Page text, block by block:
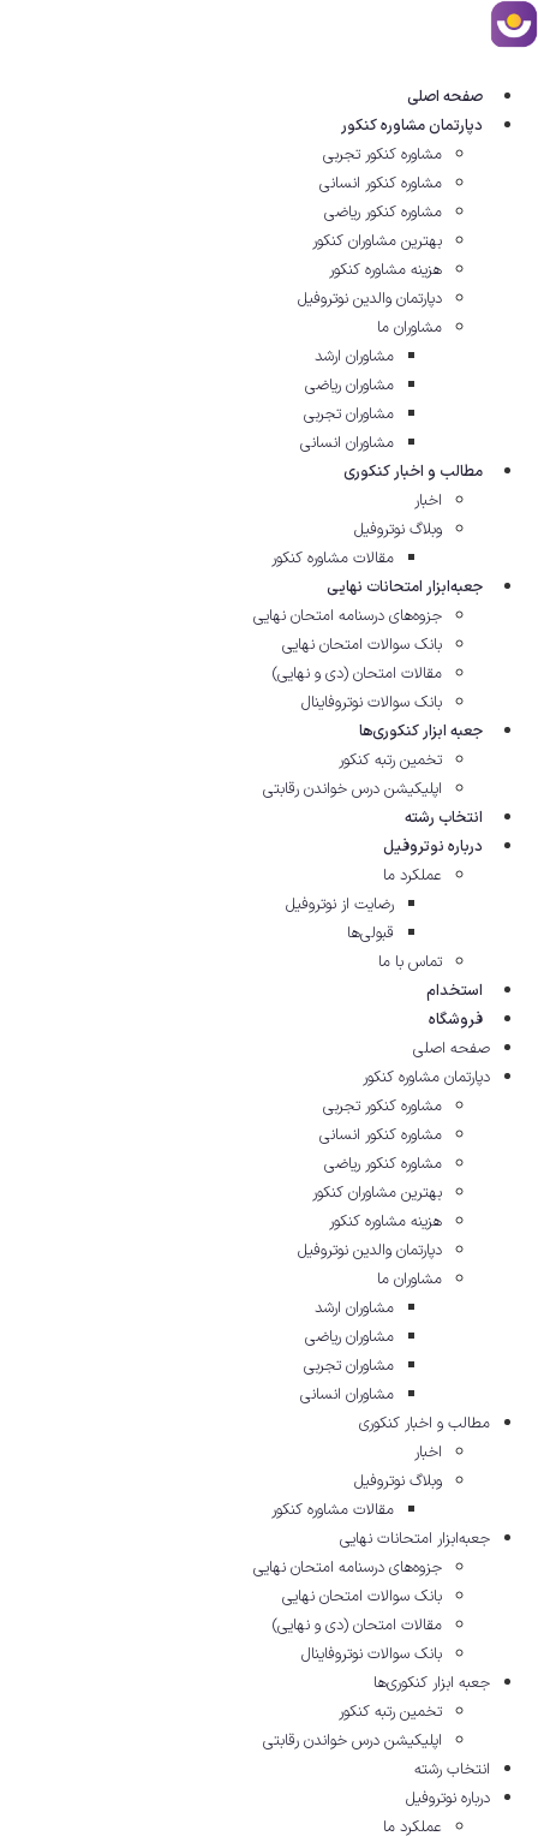
صفحه اصلی
دپارتمان مشاوره کنکور
مشاوره کنکور تجربی
مشاوره کنکور انسانی
مشاوره کنکور ریاضی
بهترین مشاوران کنکور
هزینه مشاوره کنکور
دپارتمان والدین نوتروفیل
مشاوران ما
مشاوران ارشد
مشاوران ریاضی
مشاوران تجربی
مشاوران انسانی
مطالب و اخبار کنکوری
اخبار
وبلاگ نوتروفیل
مقالات مشاوره‌ کنکور
جعبه‌ابزار امتحانات نهایی
جزوه‌های درسنامه امتحان نهایی
بانک سوالات امتحان نهایی
مقالات امتحان (دی و نهایی)
بانک سوالات نوتروفاینال
جعبه ابزار کنکوری‌ها
تخمین رتبه کنکور
اپلیکیشن درس خواندن رقابتی
انتخاب رشته
درباره نوتروفیل
عملکرد ما
رضایت از نوتروفیل
قبولی‌ها
تماس با ما
استخدام
فروشگاه
صفحه اصلی
دپارتمان مشاوره کنکور
مشاوره کنکور تجربی
مشاوره کنکور انسانی
مشاوره کنکور ریاضی
بهترین مشاوران کنکور
هزینه مشاوره کنکور
دپارتمان والدین نوتروفیل
مشاوران ما
مشاوران ارشد
مشاوران ریاضی
مشاوران تجربی
مشاوران انسانی
مطالب و اخبار کنکوری
اخبار
وبلاگ نوتروفیل
مقالات مشاوره‌ کنکور
جعبه‌ابزار امتحانات نهایی
جزوه‌های درسنامه امتحان نهایی
بانک سوالات امتحان نهایی
مقالات امتحان (دی و نهایی)
بانک سوالات نوتروفاینال
جعبه ابزار کنکوری‌ها
تخمین رتبه کنکور
اپلیکیشن درس خواندن رقابتی
انتخاب رشته
درباره نوتروفیل
عملکرد ما